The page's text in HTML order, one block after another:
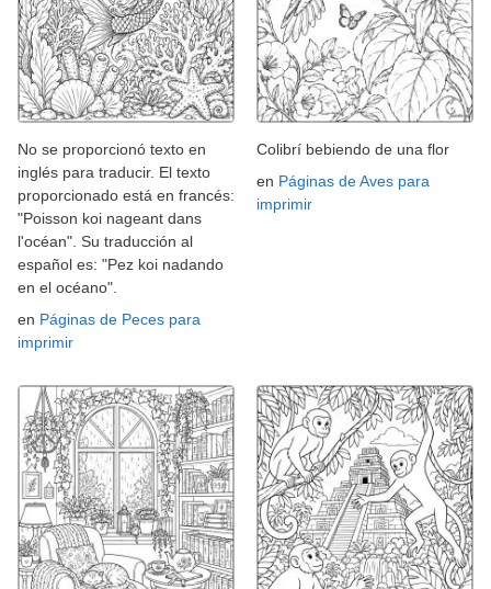
No se proporcionó texto en
inglés para traducir. El texto
proporcionado está en francés:
"Poisson koi nageant dans
l'océan". Su traducción al
español es: "Pez koi nadando
en el océano".
en Páginas de Peces para
imprimir
Colibrí bebiendo de una flor
en Páginas de Aves para
imprimir